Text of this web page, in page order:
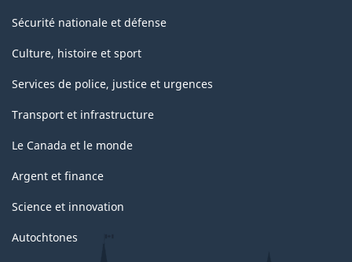
Sécurité nationale et défense
Culture, histoire et sport
Services de police, justice et urgences
Transport et infrastructure
Le Canada et le monde
Argent et finance
Science et innovation
Autochtones